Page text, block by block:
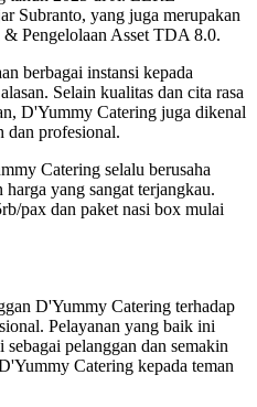
Subranto, yang juga merupakan
Pengelolaan Asset TDA 8.0.
berbagai instansi kepada
Selain kualitas dan cita rasa
D'Yummy Catering juga dikenal
dan profesional.
Catering selalu berusaha
yang sangat terjangkau.
pax dan paket nasi box mulai
D'Yummy Catering terhadap
Pelayanan yang baik ini
pelanggan dan semakin
Catering kepada teman